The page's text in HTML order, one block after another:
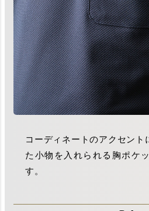
コーディネートのアクセント
た小物を入れられる胸ポケ
す。